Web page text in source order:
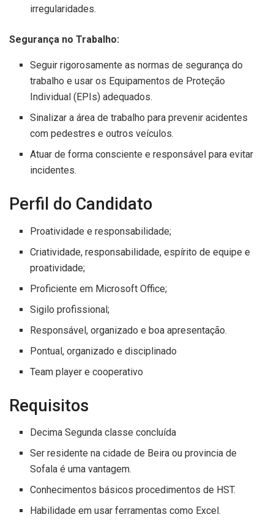
irregularidades.
Segurança no Trabalho:
Seguir rigorosamente as normas de segurança do
trabalho e usar os Equipamentos de Proteção
Individual (EPIs) adequados.
Sinalizar a área de trabalho para prevenir acidentes
com pedestres e outros veículos.
Atuar de forma consciente e responsável para evitar
incidentes.
Perfil do Candidato
Proatividade e responsabilidade;
Criatividade, responsabilidade, espírito de equipe e
proatividade;
Proficiente em Microsoft Office;
Sigilo profissional;
Responsável, organizado e boa apresentação.
Pontual, organizado e disciplinado
Team player e cooperativo
Requisitos
Decima Segunda classe concluída
Ser residente na cidade de Beira ou provincia de
Sofala é uma vantagem.
Conhecimentos básicos procedimentos de HST.
Habilidade em usar ferramentas como Excel.